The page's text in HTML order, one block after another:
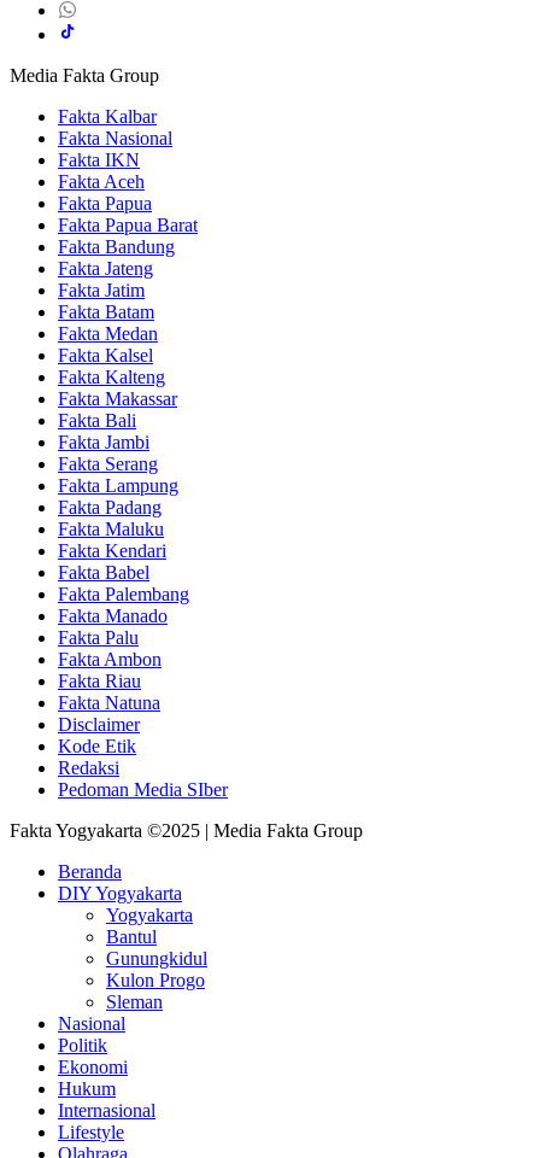
Media Fakta Group
Fakta Kalbar
Fakta Nasional
Fakta IKN
Fakta Aceh
Fakta Papua
Fakta Papua Barat
Fakta Bandung
Fakta Jateng
Fakta Jatim
Fakta Batam
Fakta Medan
Fakta Kalsel
Fakta Kalteng
Fakta Makassar
Fakta Bali
Fakta Jambi
Fakta Serang
Fakta Lampung
Fakta Padang
Fakta Maluku
Fakta Kendari
Fakta Babel
Fakta Palembang
Fakta Manado
Fakta Palu
Fakta Ambon
Fakta Riau
Fakta Natuna
Disclaimer
Kode Etik
Redaksi
Pedoman Media SIber
Fakta Yogyakarta ©2025 | Media Fakta Group
Beranda
DIY Yogyakarta
Yogyakarta
Bantul
Gunungkidul
Kulon Progo
Sleman
Nasional
Politik
Ekonomi
Hukum
Internasional
Lifestyle
Olahraga